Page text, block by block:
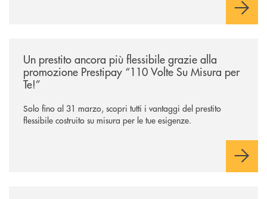
Un prestito ancora più flessibile grazie alla
promozione Prestipay “110 Volte Su Misura per
Te!”
Solo fino al 31 marzo, scopri tutti i vantaggi del prestito
flessibile costruito su misura per le tue esigenze.